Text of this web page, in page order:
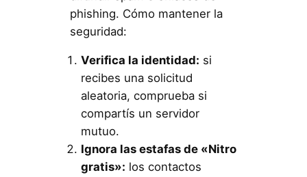
phishing. Cómo mantener la
seguridad:
Verifica la identidad: si
recibes una solicitud
aleatoria, comprueba si
compartís un servidor
mutuo.
Ignora las estafas de «Nitro
gratis»: los contactos